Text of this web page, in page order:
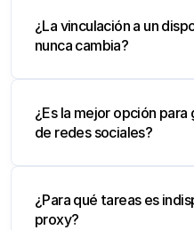
¿La vinculación a un
nunca cambia?
¿Es la mejor opción
de redes sociales?
¿Para qué tareas es
proxy?